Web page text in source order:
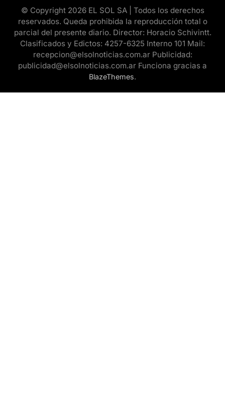
© Copyright 2026 EL SOL SA | Todos los derechos
reservados. Queda prohibida la reproducción total o
parcial del presente diario. Director: Horacio Schivintt.
Clasificados y Edictos: 4257-6325 Interno 101 Mail:
recepcion@elsolnoticias.com.ar Publicidad:
publicidad@elsolnoticias.com.ar Funciona gracias a
BlazeThemes.